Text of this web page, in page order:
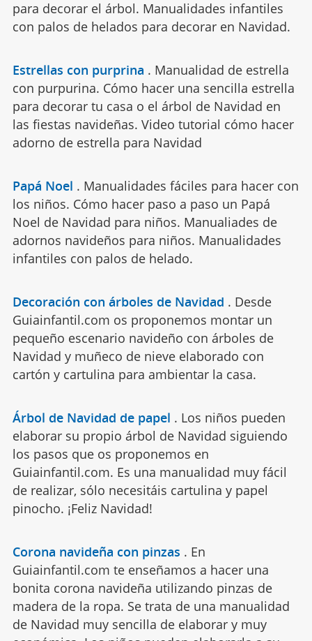
para decorar el árbol. Manualidades infantiles
con palos de helados para decorar en Navidad.
Estrellas con purprina . Manualidad de estrella
con purpurina. Cómo hacer una sencilla estrella
para decorar tu casa o el árbol de Navidad en
las fiestas navideñas. Video tutorial cómo hacer
adorno de estrella para Navidad
Papá Noel . Manualidades fáciles para hacer con
los niños. Cómo hacer paso a paso un Papá
Noel de Navidad para niños. Manualiades de
adornos navideños para niños. Manualidades
infantiles con palos de helado.
Decoración con árboles de Navidad . Desde
Guiainfantil.com os proponemos montar un
pequeño escenario navideño con árboles de
Navidad y muñeco de nieve elaborado con
cartón y cartulina para ambientar la casa.
Árbol de Navidad de papel . Los niños pueden
elaborar su propio árbol de Navidad siguiendo
los pasos que os proponemos en
Guiainfantil.com. Es una manualidad muy fácil
de realizar, sólo necesitáis cartulina y papel
pinocho. ¡Feliz Navidad!
Corona navideña con pinzas . En
Guiainfantil.com te enseñamos a hacer una
bonita corona navideña utilizando pinzas de
madera de la ropa. Se trata de una manualidad
de Navidad muy sencilla de elaborar y muy